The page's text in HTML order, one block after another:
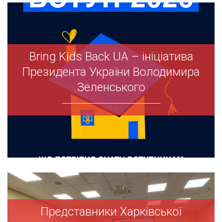
Bring Kids Back UA – ініціатива
Президента України Володимира
Зеленського
Bring Kids Back UA – ініціатива
Президента України Володимира
Зеленського
Представники Харківської
Представники Харківської